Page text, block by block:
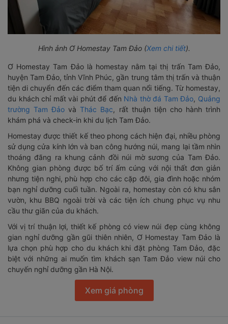
Hình ảnh Ơ Homestay Tam Đảo (Xem chi tiết).
Ơ Homestay Tam Đảo là homestay nằm tại thị trấn Tam Đảo,
huyện Tam Đảo, tỉnh Vĩnh Phúc, gần trung tâm thị trấn và thuận
tiện di chuyển đến các điểm tham quan nổi tiếng. Từ homestay,
du khách chỉ mất vài phút để đến Nhà thờ đá Tam Đảo, Quảng
trường Tam Đảo vàThác Bạc, rất thuận tiện cho hành trình
khám phá và check-in khi du lịch Tam Đảo.
Homestay được thiết kế theo phong cách hiện đại, nhiều phòng
sử dụng cửa kính lớn và ban công hướng núi, mang lại tầm nhìn
thoáng đãng ra khung cảnh đồi núi mờ sương của Tam Đảo.
Không gian phòng được bố trí ấm cúng với nội thất đơn giản
nhưng tiện nghi, phù hợp cho các cặp đôi, gia đình hoặc nhóm
bạn nghỉ dưỡng cuối tuần. Ngoài ra, homestay còn có khu sân
vườn, khu BBQ ngoài trời và các tiện ích chung phục vụ nhu
cầu thư giãn của du khách.
Với vị trí thuận lợi, thiết kế phòng có view núi đẹp cùng không
gian nghỉ dưỡng gần gũi thiên nhiên, Ơ Homestay Tam Đảo là
lựa chọn phù hợp cho du khách khi đặt phòng Tam Đảo, đặc
biệt với những ai muốn tìm khách sạn Tam Đảo view núi cho
chuyến nghỉ dưỡng gần Hà Nội.
Xem giá phòng